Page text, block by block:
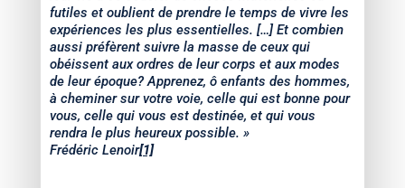
futiles et oublient de prendre le temps de vivre les
expériences les plus essentielles. […] Et combien
aussi préfèrent suivre la masse de ceux qui
obéissent aux ordres de leur corps et aux modes
de leur époque? Apprenez, ô enfants des hommes,
à cheminer sur votre voie, celle qui est bonne pour
vous, celle qui vous est destinée, et qui vous
rendra le plus heureux possible. »
Frédéric Lenoir[1]